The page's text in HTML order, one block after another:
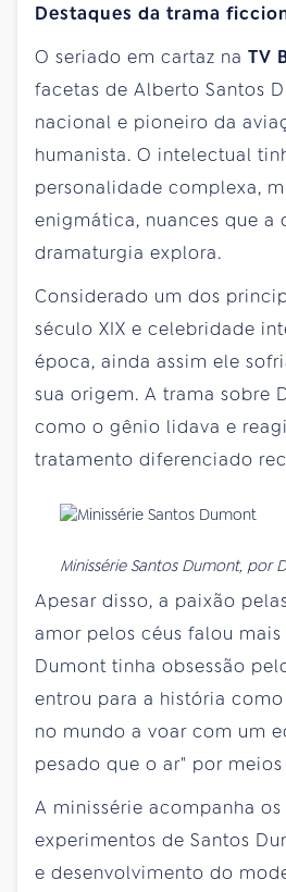
Destaques da trama
O seriado em cartaz na TV
facetas de Alberto Santos
nacional e pioneiro da
humanista. O intelectual
personalidade complexa,
enigmática, nuances que a
dramaturgia explora.
Considerado um dos
século XIX e celebridade
época, ainda assim ele
sua origem. A trama sobre
como o gênio lidava e
tratamento diferenciado
Minissérie Santos Dumont, por
Apesar disso, a paixão
amor pelos céus falou mais
Dumont tinha obsessão
entrou para a história
no mundo a voar com um
pesado que o ar" por
A minissérie acompanha os
experimentos de Santos
e desenvolvimento do